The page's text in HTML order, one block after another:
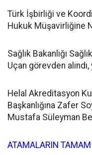
Türk İşbirliği ve
Hukuk Müşavirliğine
Sağlık Bakanlığı
Uçan görevden
Helal Akreditasyon
Başkanlığına Zafer
Mustafa Süleyman
ATAMALARIN